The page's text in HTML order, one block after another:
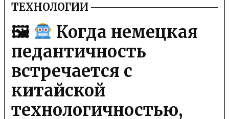
POSTED
IN
ТЕХНОЛОГИИ
🖼
Когда немецкая
педантичность
встречается с
китайской
технологичностью,